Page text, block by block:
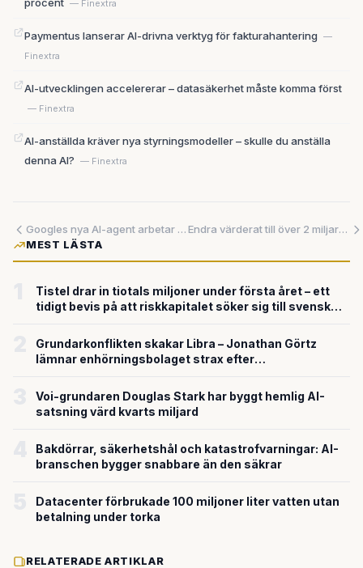
— Finextra
Paymentus lanserar AI-drivna verktyg för fakturahantering —
Finextra
AI-utvecklingen accelererar – datasäkerhet måste komma först
— Finextra
AI-anställda kräver nya styrningsmodeller – skulle du anställa
denna AI? — Finextra
Googles nya AI-agent arbetar medan du sover – samtidigt kräver andra AI-funktioner 4 GB på din dator
Endra värderat till över 2 miljarder – när AI revolutionerar juristvärlden
MEST LÄSTA
Tistel drar in tiotals miljoner under första året – ett
tidigt bevis på att riskkapitalet söker sig till svensk
Grundarkonflikten skakar Libra – Jonathan Görtz
lämnar enhörningsbolaget strax efter
Voi-grundaren Douglas Stark har byggt hemlig AI-
satsning värd kvarts miljard
Bakdörrar, säkerhetshål och katastrofvarningar: AI-
branschen bygger snabbare än den säkrar
Datacenter förbrukade 100 miljoner liter vatten utan
betalning under torka
RELATERADE ARTIKLAR